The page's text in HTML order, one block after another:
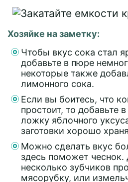
Хозяйке на заметку:
Чтобы вкус сока стал
добавьте в пюре
некоторые также
лимонного сока.
Если вы боитесь, что
простоит, то добавьте
ложку яблочного
заготовки хорошо
Можно сделать вкус
здесь поможет чеснок.
несколько зубчиков
мясорубку, или